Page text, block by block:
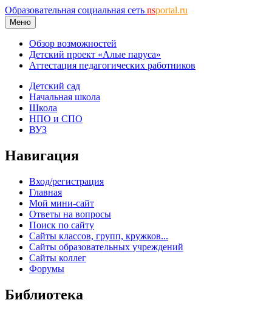
Образовательная социальная сеть nsportal.ru
Меню
Обзор возможностей
Детский проект «Алые паруса»
Аттестация педагогических работников
Детский сад
Начальная школа
Школа
НПО и СПО
ВУЗ
Навигация
Вход/регистрация
Главная
Мой мини-сайт
Ответы на вопросы
Поиск по сайту
Сайты классов, групп, кружков...
Сайты образовательных учреждений
Сайты коллег
Форумы
Библиотека